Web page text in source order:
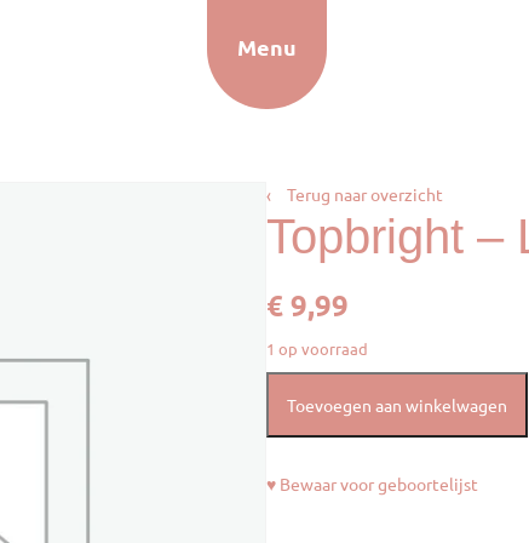
Menu
‹ Terug naar overzicht
Topbright –
€9,99
1 op voorraad
Toevoegen aan winkelwagen
♥ Bewaar voor geboortelijst